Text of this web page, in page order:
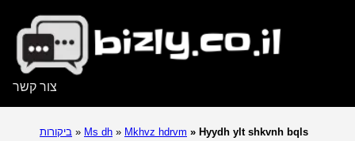
צור קשר
ביקורות » Ms dh » Mkhvz hdrvm » Hyydh ylt shkvnh bqls